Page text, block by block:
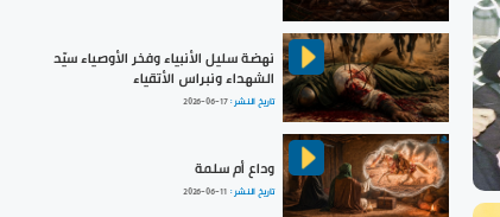
نهضة سليل الأنبياء وفخر الأوصياء سيّد
الشهداء ونبراس الأتقياء
تاريخ النشر :2026-06-17
وداع أم سلمة
تاريخ النشر : 2026-06-11